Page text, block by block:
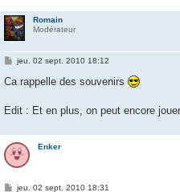
Romain
Modérateur
M
s
g
jeu. 02 sept. 2010 18:12
Ca rappelle des souvenirs
Edit : Et en plus, on peut encore
Enker
Mjeu. 02 sept. 2010 18:31